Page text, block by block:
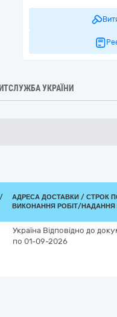
УКРАЇНИ
АДРЕСА ДОСТАВКИ / СТРОК
ВИКОНАННЯ РОБІТ/НАДАННЯ
Україна Відповідно до
по 01-09-2026